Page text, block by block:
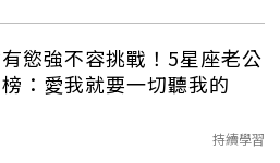
慾強不容挑戰！5星座老公
榜：愛我就要一切聽我的
持續學習